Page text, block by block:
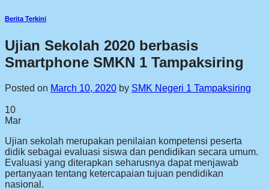
Berita Terkini
Ujian Sekolah 2020 berbasis
Smartphone SMKN 1 Tampaksiring
Posted on March 10, 2020 by SMK Negeri 1 Tampaksiring
10
Mar
Ujian sekolah merupakan penilaian kompetensi peserta
didik sebagai evaluasi siswa dan pendidikan secara umum.
Evaluasi yang diterapkan seharusnya dapat menjawab
pertanyaan tentang ketercapaian tujuan pendidikan
nasional.